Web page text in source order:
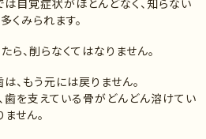
くみられます。
、削らなくてはなりません。
、もう元には戻りません。
歯を支えている骨がどんどん溶けてい
せん。